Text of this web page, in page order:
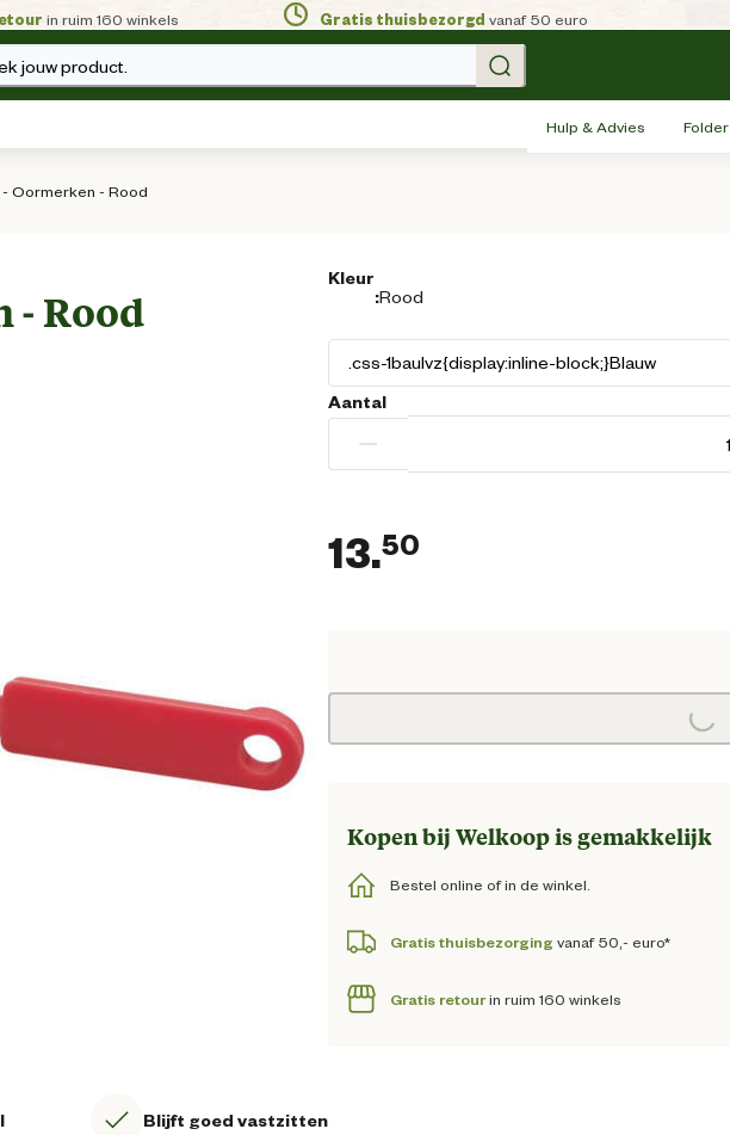
in ruim 160 winkels Gratis thuisbezorgd vanaf 50 euro
jouw product.
Hulp & Advies Folder
Oormerken - Rood
- Rood
Blijft goed vastzitten
Kleur
:Rood
Aantal
−
13.50
Loading...
Kopen bij Welkoop is gemakkelijk
Bestel online of in de winkel.
Gratis thuisbezorging vanaf 50,- euro*
Gratis retourin ruim 160 winkels